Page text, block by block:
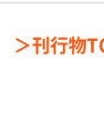
刊行物